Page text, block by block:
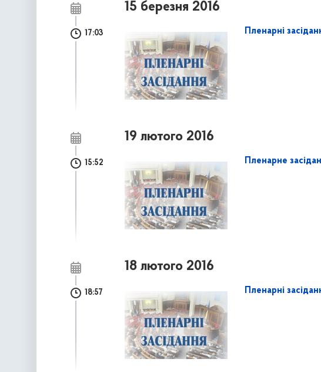
15 березня 2016
17:03 Пленарні
19 лютого 2016
15:52 Пленарне
18 лютого 2016
18:57 Пленарні